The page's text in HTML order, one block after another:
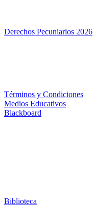
Derechos Pecuniarios 2026
Términos y Condiciones
Medios Educativos
Blackboard
Biblioteca